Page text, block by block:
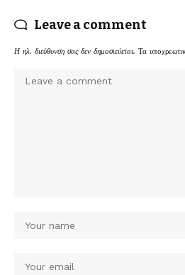
Leave a comment
Η ηλ. διεύθυνση σας δεν δημοσιεύεται. Τα